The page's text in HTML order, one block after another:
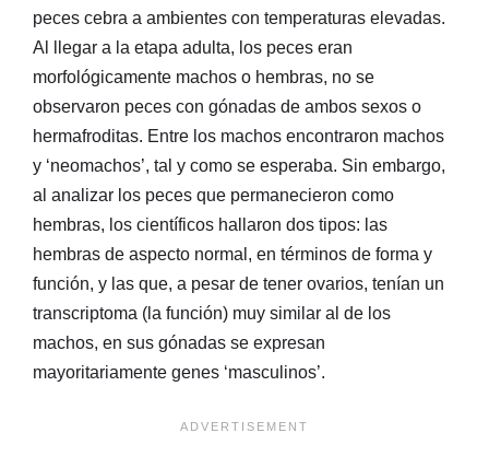
peces cebra a ambientes con temperaturas elevadas.
Al llegar a la etapa adulta, los peces eran
morfológicamente machos o hembras, no se
observaron peces con gónadas de ambos sexos o
hermafroditas. Entre los machos encontraron machos
y ‘neomachos’, tal y como se esperaba. Sin embargo,
al analizar los peces que permanecieron como
hembras, los científicos hallaron dos tipos: las
hembras de aspecto normal, en términos de forma y
función, y las que, a pesar de tener ovarios, tenían un
transcriptoma (la función) muy similar al de los
machos, en sus gónadas se expresan
mayoritariamente genes ‘masculinos’.